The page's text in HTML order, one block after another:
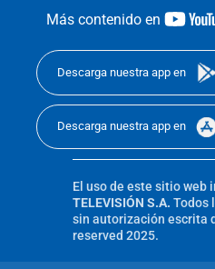
Más contenido en
Descarga nuestra app en
Descarga nuestra app en
El uso de este sitio web
TELEVISIÓN S.A. Todos
sin autorización escrita
reserved 2025.